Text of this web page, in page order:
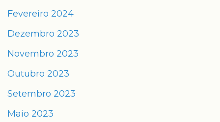
Fevereiro 2024
Dezembro 2023
Novembro 2023
Outubro 2023
Setembro 2023
Maio 2023